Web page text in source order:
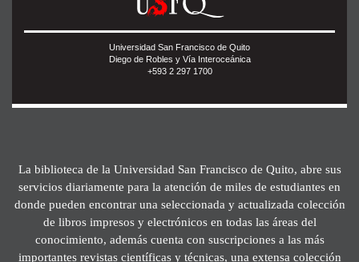
Universidad San Francisco de Quito
Diego de Robles y Vía Interoceánica
+593 2 297 1700
La biblioteca de la Universidad San Francisco de Quito, abre sus
servicios diariamente para la atención de miles de estudiantes en
donde pueden encontrar una seleccionada y actualizada colección
de libros impresos y electrónicos en todas las áreas del
conocimiento, además cuenta con suscripciones a las más
importantes revistas científicas y técnicas, una extensa colección